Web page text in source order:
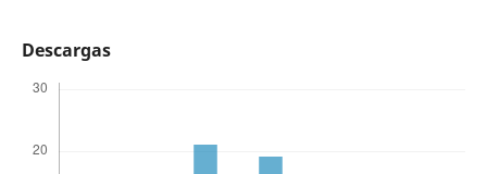
Descargas